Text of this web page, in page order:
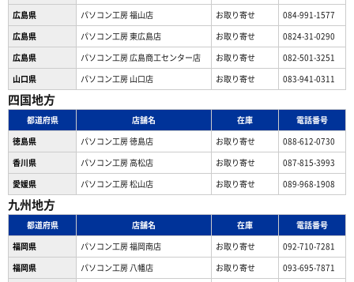
広島県
パソコン工房 福山店 お取り寄せ
084-991-1577
広島県
パソコン工房 東広島店 お取り寄せ
0824-31-0290
広島県
パソコン工房 広島商工センター店 お取り寄せ
082-501-3251
山口県
パソコン工房 山口店 お取り寄せ 083-941-0311
四国地方
都道府県 店舗名 在庫
電話番号
徳島県
パソコン工房 徳島店 お取り寄せ
088-612-0730
香川県
パソコン工房 高松店 お取り寄せ
087-815-3993
愛媛県
パソコン工房 松山店 お取り寄せ 089-968-1908
九州地方
都道府県 店舗名 在庫
電話番号
福岡県
パソコン工房 福岡南店 お取り寄せ
092-710-7281
福岡県
パソコン工房 八幡店 お取り寄せ
093-695-7871